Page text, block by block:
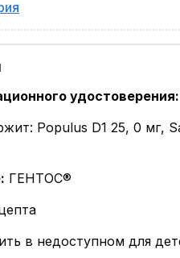
удостоверения:
Populus D1 25, 0 мг,
: ГЕНТОС®
в недоступном для